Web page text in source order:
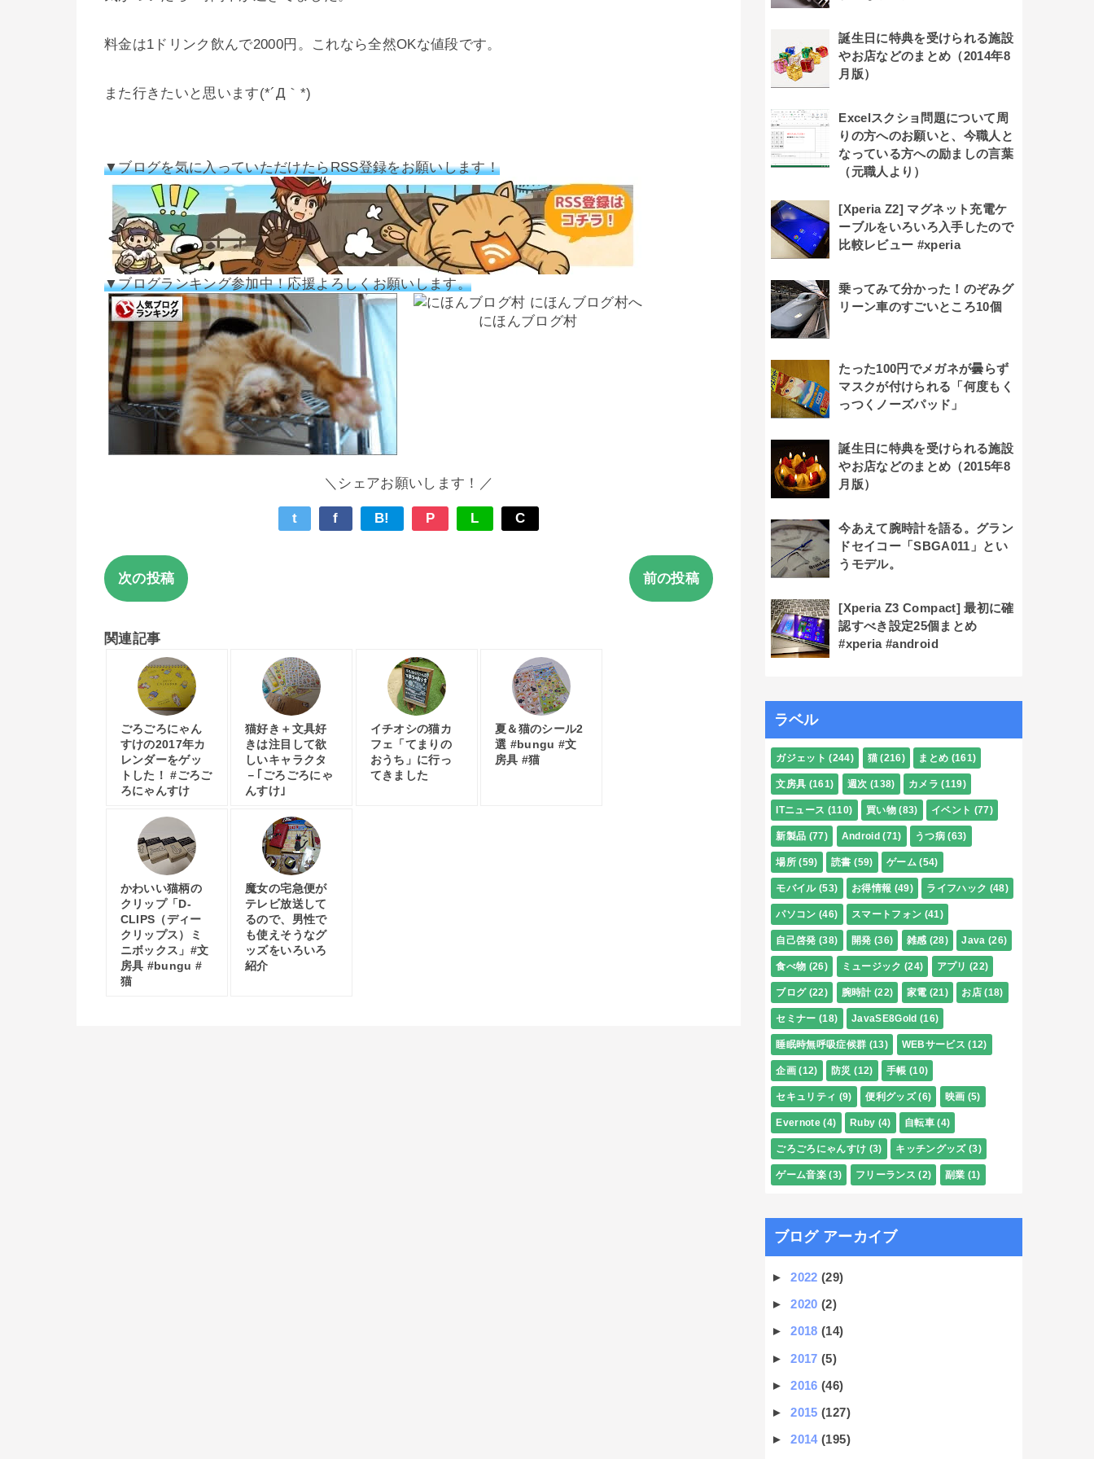
料金は1ドリンク飲んで2000円。これなら全然OKな値段です。
また行きたいと思います(*´Д｀*)
▼ブログを気に入っていただけたらRSS登録をお願いします！
▼ブログランキング参加中！応援よろしくお願いします。
にほんブログ村
＼シェアお願いします！／
t f B! P L C
次の投稿 前の投稿
関連記事
ごろごろにゃん
すけの2017年カ
レンダーをゲッ
トした！ #ごろご
ろにゃんすけ
猫好き＋文具好
きは注目して欲
しいキャラクタ
－｢ごろごろにゃ
んすけ｣
イチオシの猫カ
フェ「てまりの
おうち」に行っ
てきました
夏＆猫のシール2
選 #bungu #文
房具 #猫
かわいい猫柄の
クリップ「D-
CLIPS（ディー
クリップス）ミ
ニボックス」#文
房具 #bungu #
猫
魔女の宅急便が
テレビ放送して
るので、男性で
も使えそうなグ
ッズをいろいろ
紹介
誕生日に特典を受けられる施設
やお店などのまとめ（2014年8
月版）
Excelスクショ問題について周
りの方へのお願いと、今職人と
なっている方への励ましの言葉
（元職人より）
[Xperia Z2] マグネット充電ケ
ーブルをいろいろ入手したので
比較レビュー #xperia
乗ってみて分かった！のぞみグ
リーン車のすごいところ10個
たった100円でメガネが曇らず
マスクが付けられる「何度もく
っつくノーズパッド」
誕生日に特典を受けられる施設
やお店などのまとめ（2015年8
月版）
今あえて腕時計を語る。グラン
ドセイコー「SBGA011」とい
うモデル。
[Xperia Z3 Compact] 最初に確
認すべき設定25個まとめ
#xperia #android
ラベル
ガジェット (244) 猫 (216) まとめ (161)
文房具 (161) 週次 (138) カメラ (119)
ITニュース (110) 買い物 (83) イベント (77)
新製品 (77) Android (71) うつ病 (63)
場所 (59) 読書 (59) ゲーム (54)
モバイル (53) お得情報 (49) ライフハック (48)
パソコン (46) スマートフォン (41)
自己啓発 (38) 開発 (36) 雑感 (28) Java (26)
食べ物 (26) ミュージック (24) アプリ (22)
ブログ (22) 腕時計 (22) 家電 (21) お店 (18)
セミナー (18) JavaSE8Gold (16)
睡眠時無呼吸症候群 (13) WEBサービス (12)
企画 (12) 防災 (12) 手帳 (10)
セキュリティ (9) 便利グッズ (6) 映画 (5)
Evernote (4) Ruby (4) 自転車 (4)
ごろごろにゃんすけ (3) キッチングッズ (3)
ゲーム音楽 (3) フリーランス (2) 副業 (1)
ブログ アーカイブ
►2022(29)
►2020(2)
►2018(14)
►2017(5)
►2016(46)
►2015(127)
►2014(195)